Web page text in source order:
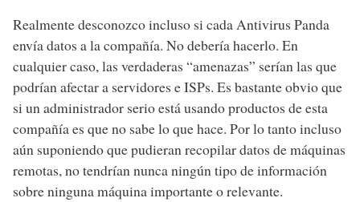
Realmente desconozco incluso si cada Antivirus Panda
envía datos a la compañía. No debería hacerlo. En
cualquier caso, las verdaderas “amenazas” serían las que
podrían afectar a servidores e ISPs. Es bastante obvio que
si un administrador serio está usando productos de esta
compañía es que no sabe lo que hace. Por lo tanto incluso
aún suponiendo que pudieran recopilar datos de máquinas
remotas, no tendrían nunca ningún tipo de información
sobre ninguna máquina importante o relevante.